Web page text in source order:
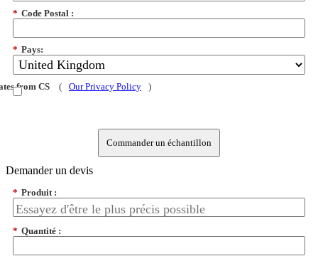
* Code Postal :
* Pays:
from CS ( Our Privacy Policy )
Commander un échantillon
Demander un devis
* Produit :
* Quantité :